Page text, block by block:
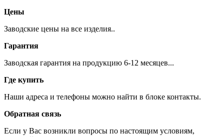
Цены
Заводские цены на все изделия..
Гарантия
Заводская гарантия на продукцию 6-12 месяцев...
Где купить
Наши адреса и телефоны можно найти в блоке контакты.
Обратная связь
Если у Вас возникли вопросы по настоящим условиям,